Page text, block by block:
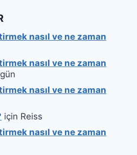
nasıl ve ne zaman
nasıl ve ne zaman
nasıl ve ne zaman
için Reiss
nasıl ve ne zaman